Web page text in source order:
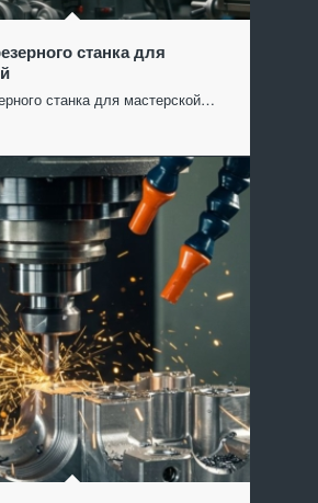
станка для
станка для мастерской…